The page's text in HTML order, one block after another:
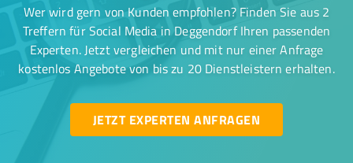
Wer wird gern von Kunden empfohlen? Finden Sie aus 2
Treffern für Social Media in Deggendorf Ihren passenden
Experten. Jetzt vergleichen und mit nur einer Anfrage
kostenlos Angebote von bis zu 20 Dienstleistern erhalten.
JETZT EXPERTEN ANFRAGEN